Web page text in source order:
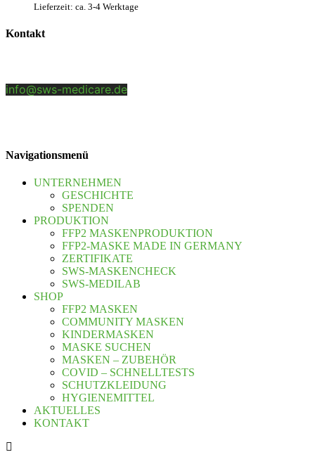
Lieferzeit: ca. 3-4 Werktage
Kontakt
info@sws-medicare.de
Navigationsmenü
UNTERNEHMEN
GESCHICHTE
SPENDEN
PRODUKTION
FFP2 MASKENPRODUKTION
FFP2-MASKE MADE IN GERMANY
ZERTIFIKATE
SWS-MASKENCHECK
SWS-MEDILAB
SHOP
FFP2 MASKEN
COMMUNITY MASKEN
KINDERMASKEN
MASKE SUCHEN
MASKEN – ZUBEHÖR
COVID – SCHNELLTESTS
SCHUTZKLEIDUNG
HYGIENEMITTEL
AKTUELLES
KONTAKT